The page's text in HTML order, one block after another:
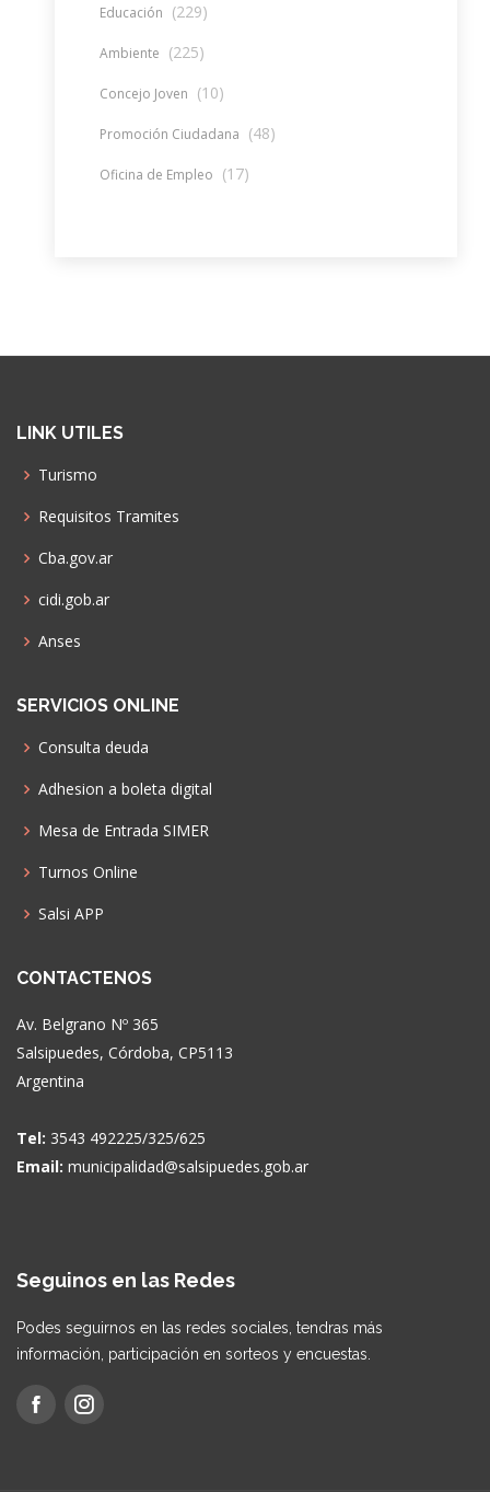
Educación (229)
Ambiente (225)
Concejo Joven (10)
Promoción Ciudadana (48)
Oficina de Empleo (17)
LINK UTILES
Turismo
Requisitos Tramites
Cba.gov.ar
cidi.gob.ar
Anses
SERVICIOS ONLINE
Consulta deuda
Adhesion a boleta digital
Mesa de Entrada SIMER
Turnos Online
Salsi APP
CONTACTENOS
Av. Belgrano Nº 365
Salsipuedes, Córdoba, CP5113
Argentina
Tel: 3543 492225/325/625
Email: municipalidad@salsipuedes.gob.ar
Seguinos en las Redes
Podes seguirnos en las redes sociales, tendras más
información, participación en sorteos y encuestas.